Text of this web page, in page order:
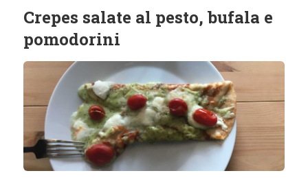
Primi
Contorni
Pesce
Dolci
Crepes salate al pesto, bufala e
pomodorini